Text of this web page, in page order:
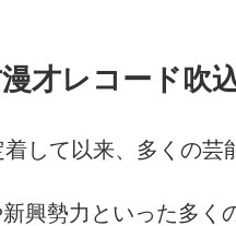
才レコード吹
して以来、多くの芸
興勢力といった多く